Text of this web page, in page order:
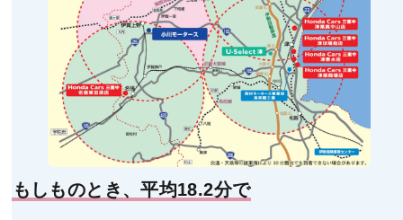
もしものとき、平均18.2分で